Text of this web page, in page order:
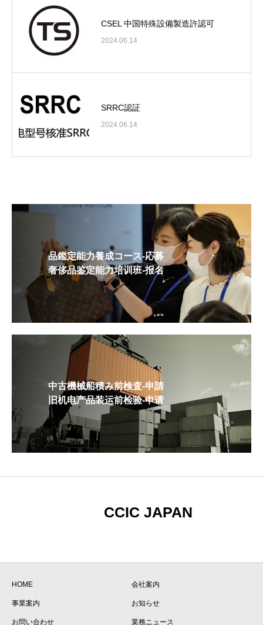
CSEL 中国特殊設備製造許認可
2024.06.14
SRRC認証
2024.06.14
品鑑定能力養成コース-応募
奢侈品鉴定能力培训班-报名
中古機械船積み前検査-申請
旧机电产品装运前检验-申请
CCIC JAPAN
HOME 会社案内
事業案内 お知らせ
お問い合わせ 業務ニュース